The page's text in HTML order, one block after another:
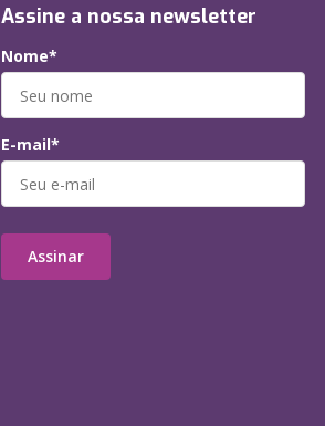
Assine a nossa newsletter
Nome*
E-mail*
Assinar